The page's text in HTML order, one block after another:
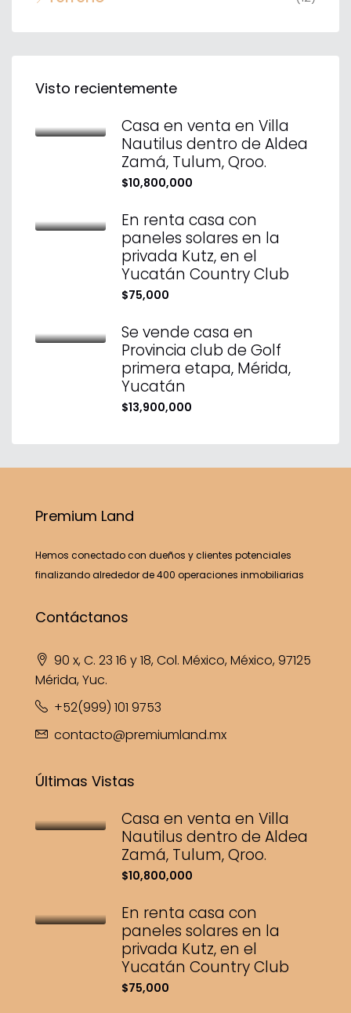
Visto recientemente
Casa en venta en Villa
Nautilus dentro de Aldea
Zamá, Tulum, Qroo.
$10,800,000
En renta casa con
paneles solares en la
privada Kutz, en el
Yucatán Country Club
$75,000
Se vende casa en
Provincia club de Golf
primera etapa, Mérida,
Yucatán
$13,900,000
Premium Land
Hemos conectado con dueños y clientes potenciales
finalizando alrededor de 400 operaciones inmobiliarias
Contáctanos
90 x, C. 23 16 y 18, Col. México, México, 97125
Mérida, Yuc.
+52(999) 101 9753
contacto@premiumland.mx
Últimas Vistas
Casa en venta en Villa
Nautilus dentro de Aldea
Zamá, Tulum, Qroo.
$10,800,000
En renta casa con
paneles solares en la
privada Kutz, en el
Yucatán Country Club
$75,000